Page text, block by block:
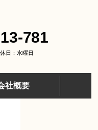
781
日：水曜日
社概要